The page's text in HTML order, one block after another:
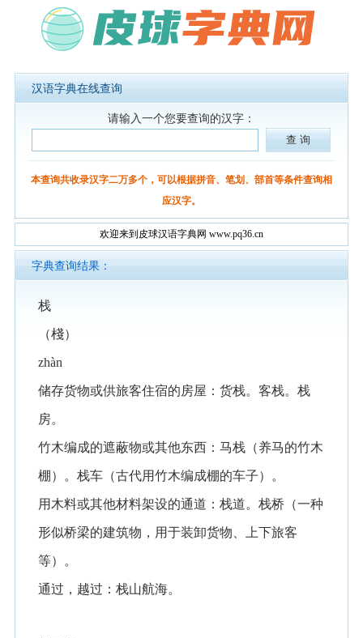
汉语字典在线查询
请输入一个您要查询的汉字：
本查询共收录汉字二万多个，可以根据拼音、笔划、部首等条件查询相
应汉字。
欢迎来到皮球汉语字典网 www.pq36.cn
字典查询结果：
栈
（棧）
zhàn
储存货物或供旅客住宿的房屋：货栈。客栈。栈
房。
竹木编成的遮蔽物或其他东西：马栈（养马的竹木
棚）。栈车（古代用竹木编成棚的车子）。
用木料或其他材料架设的通道：栈道。栈桥（一种
形似桥梁的建筑物，用于装卸货物、上下旅客
等）。
通过，越过：栈山航海。